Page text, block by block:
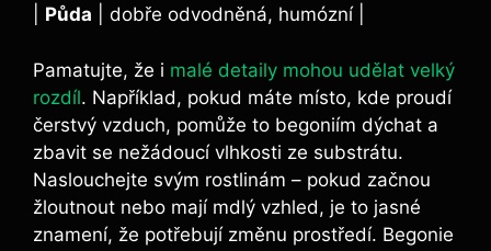
Půda | dobře odvodněná, humózní |
Pamatujte, že i malé detaily mohou udělat velký
rozdíl. Například, pokud máte místo, kde proudí
čerstvý vzduch, pomůže to begoniím dýchat a
zbavit se nežádoucí vlhkosti ze substrátu.
Naslouchejte svým rostlinám – pokud začnou
žloutnout nebo mají mdlý vzhled, je to jasné
znamení, že potřebují změnu prostředí. Begonie